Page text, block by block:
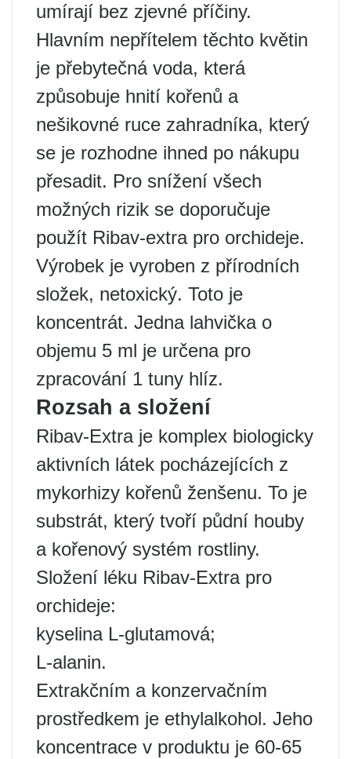
umírají bez zjevné příčiny.
Hlavním nepřítelem těchto květin
je přebytečná voda, která
způsobuje hnití kořenů a
nešikovné ruce zahradníka, který
se je rozhodne ihned po nákupu
přesadit. Pro snížení všech
možných rizik se doporučuje
použít Ribav-extra pro orchideje.
Výrobek je vyroben z přírodních
složek, netoxický. Toto je
koncentrát. Jedna lahvička o
objemu 5 ml je určena pro
zpracování 1 tuny hlíz.
Rozsah a složení
Ribav-Extra je komplex biologicky
aktivních látek pocházejících z
mykorhizy kořenů ženšenu. To je
substrát, který tvoří půdní houby
a kořenový systém rostliny.
Složení léku Ribav-Extra pro
orchideje:
kyselina L-glutamová;
L-alanin.
Extrakčním a konzervačním
prostředkem je ethylalkohol. Jeho
koncentrace v produktu je 60-65